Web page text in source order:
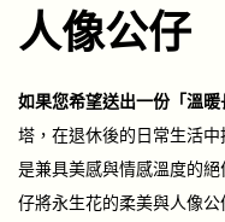
人像公仔
如果您希望送出一份「溫暖
塔，在退休後的日常生活
是兼具美感與情感溫度的絕
仔將永生花的柔美與人像